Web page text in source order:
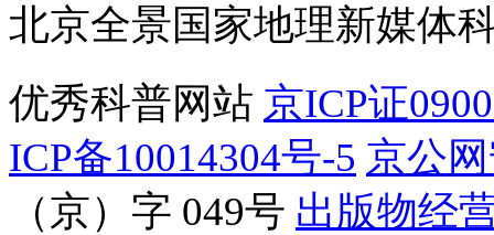
北京全景国家地理新媒体
优秀科普网站 京ICP证
ICP备10014304号-5 京公
（京）字 049号 出版物经